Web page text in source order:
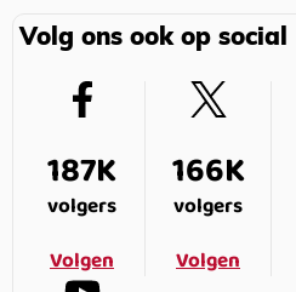
Volg ons ook op social
187K
volgers
Volgen
166K
volgers
Volgen